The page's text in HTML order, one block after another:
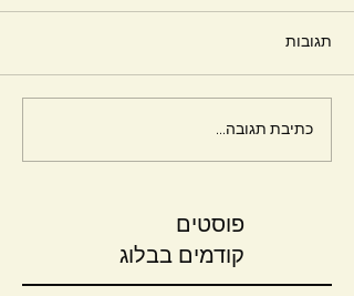
תגובות
כתיבת תגובה...
פוסטים
קודמים בבלוג